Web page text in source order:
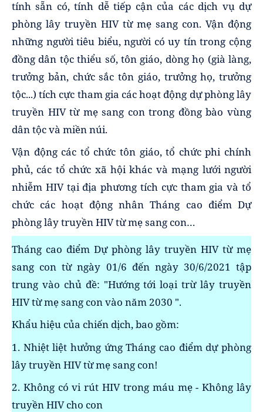
tính sẵn có, tính dễ tiếp cận của các dịch vụ dự
phòng lây truyền HIV từ mẹ sang con. Vận động
những người tiêu biểu, người có uy tín trong cộng
đồng dân tộc thiểu số, tôn giáo, dòng họ (già làng,
trưởng bản, chức sắc tôn giáo, trưởng họ, trưởng
tộc...) tích cực tham gia các hoạt động dự phòng lây
truyền HIV từ mẹ sang con trong đồng bào vùng
dân tộc và miền núi.
Vận động các tổ chức tôn giáo, tổ chức phi chính
phủ, các tổ chức xã hội khác và mạng lưới người
nhiễm HIV tại địa phương tích cực tham gia và tổ
chức các hoạt động nhân Tháng cao điểm Dự
phòng lây truyền HIV từ mẹ sang con…
Tháng cao điểm Dự phòng lây truyền HIV từ mẹ
sang con từ ngày 01/6 đến ngày 30/6/2021 tập
trung vào chủ đề: "Hướng tới loại trừ lây truyền
HIV từ mẹ sang con vào năm 2030 ".
Khẩu hiệu của chiến dịch, bao gồm:
1. Nhiệt liệt hưởng ứng Tháng cao điểm dự phòng
lây truyền HIV từ mẹ sang con!
2. Không có vi rút HIV trong máu mẹ - Không lây
truyền HIV cho con